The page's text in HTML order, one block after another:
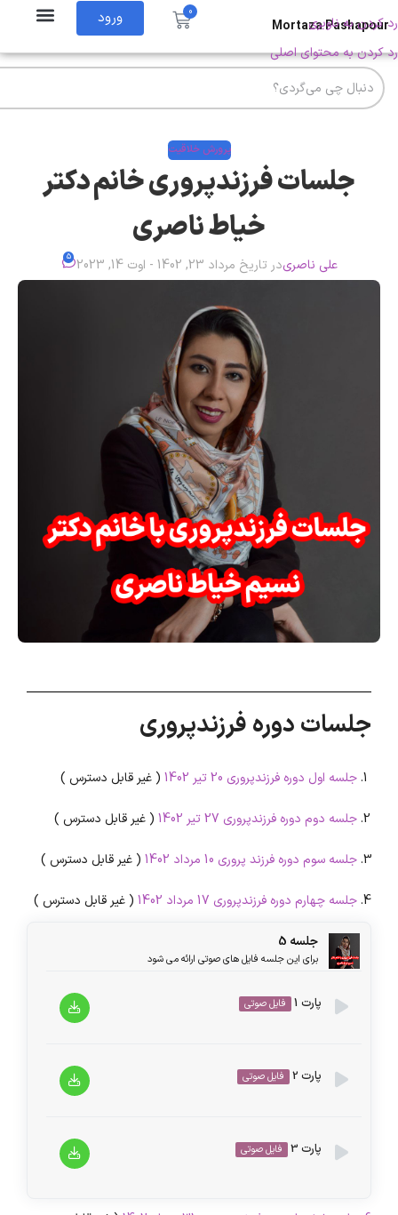
رد کردن به ناوبری
رد کردن به محتوای اصلی
Mortaza Pashapour
0 ورود
پرورش خلاقیت
جلسات فرزندپروری خانم دکتر
خیاط ناصری
علی ناصریدر تاریخ مرداد 23, 1402 - اوت 14, 2023 5
جلسات دوره فرزندپروری
جلسه اول دوره فرزندپروری 20 تیر 1402 ( غیر قابل دسترس )
جلسه دوم دوره فرزندپروری 27 تیر 1402 ( غیر قابل دسترس )
جلسه سوم دوره فرزند پروری 10 مرداد 1402 ( غیر قابل دسترس )
جلسه چهارم دوره فرزندپروری 17 مرداد 1402 ( غیر قابل دسترس )
جلسه 5
برای این جلسه فایل های صوتی ارائه می شود
پارت 1 فایل صوتی
پخش‌کننده
00:00
پارت 2 فایل صوتی
پخش‌کننده
00:00
پارت 3 فایل صوتی